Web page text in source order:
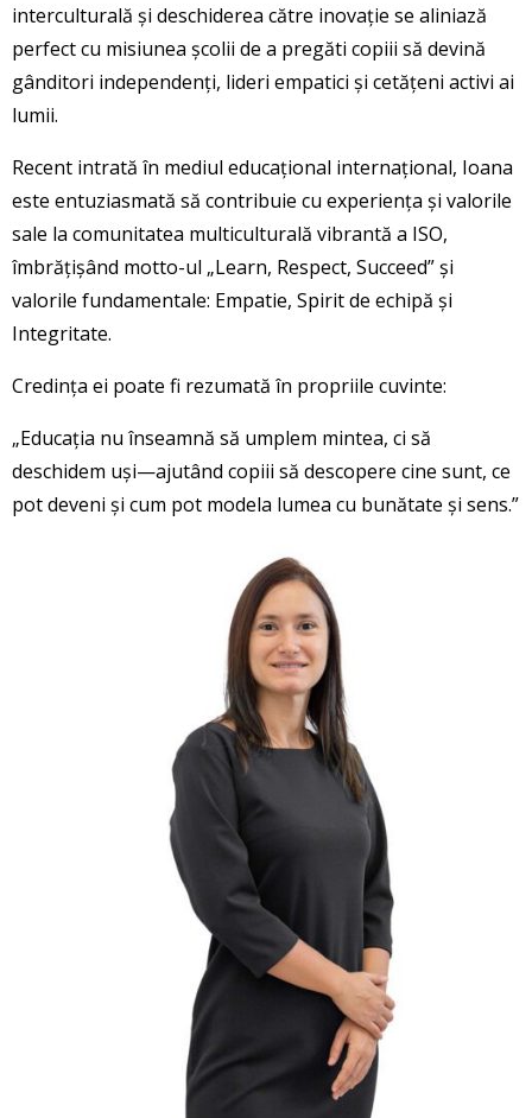
interculturală și deschiderea către inovație se aliniază
perfect cu misiunea școlii de a pregăti copiii să devină
gânditori independenți, lideri empatici și cetățeni activi ai
lumii.
Recent intrată în mediul educațional internațional, Ioana
este entuziasmată să contribuie cu experiența și valorile
sale la comunitatea multiculturală vibrantă a ISO,
îmbrățișând motto-ul „Learn, Respect, Succeed” și
valorile fundamentale: Empatie, Spirit de echipă și
Integritate.
Credința ei poate fi rezumată în propriile cuvinte:
„Educația nu înseamnă să umplem mintea, ci să
deschidem uși—ajutând copiii să descopere cine sunt, ce
pot deveni și cum pot modela lumea cu bunătate și sens.”